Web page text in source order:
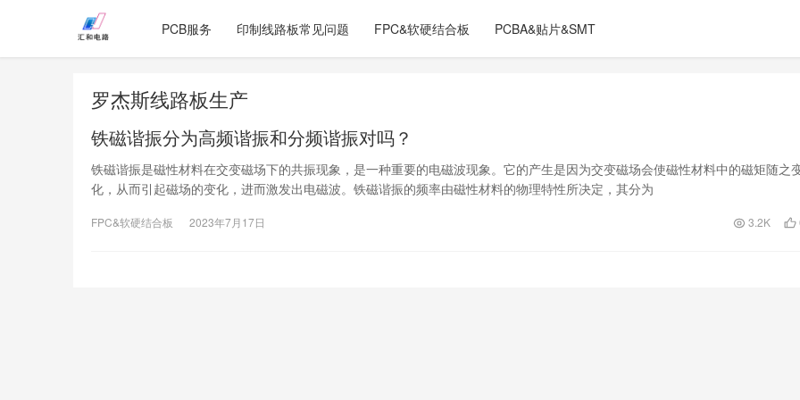
PCB服务 印制线路板常见问题 FPC&软硬结合板 PCBA&贴片&SMT
罗杰斯线路板生产
铁磁谐振分为高频谐振和分频谐振对吗？
铁磁谐振是磁性材料在交变磁场下的共振现象，是一种重要的电磁波现象。它的产生是因为交变磁场会使磁性材料中的磁矩随之
化，从而引起磁场的变化，进而激发出电磁波。铁磁谐振的频率由磁性材料的物理特性所决定，其分为
FPC&软硬结合板 2023年7月17日 3.2K